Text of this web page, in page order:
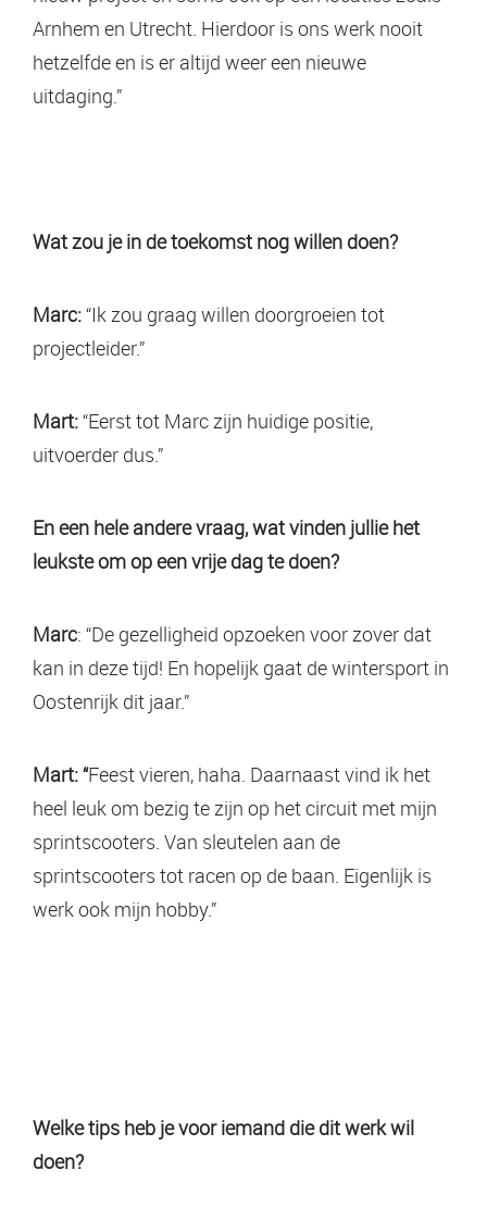
Arnhem en Utrecht. Hierdoor is ons werk nooit
hetzelfde en is er altijd weer een nieuwe
uitdaging.”
Wat zou je in de toekomst nog willen doen?
Marc:“Ik zou graag willen doorgroeien tot
projectleider.”
Mart:“Eerst tot Marc zijn huidige positie,
uitvoerder dus.”
En een hele andere vraag, wat vinden jullie het
leukste om op een vrije dag te doen?
Marc: “De gezelligheid opzoeken voor zover dat
kan in deze tijd! En hopelijk gaat de wintersport in
Oostenrijk dit jaar.”
Mart: “Feest vieren, haha. Daarnaast vind ik het
heel leuk om bezig te zijn op het circuit met mijn
sprintscooters. Van sleutelen aan de
sprintscooters tot racen op de baan. Eigenlijk is
werk ook mijn hobby.”
Welke tips heb je voor iemand die dit werk wil
doen?